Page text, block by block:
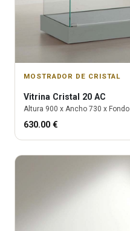
MOSTRADOR DE CRISTAL
Vitrina Cristal 20 AC
Altura 900 x Ancho 730 x Fondo
630.00 €